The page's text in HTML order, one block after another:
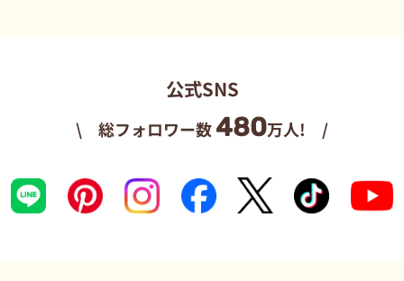
公式SNS
\ 総フォロワー数480万人! /